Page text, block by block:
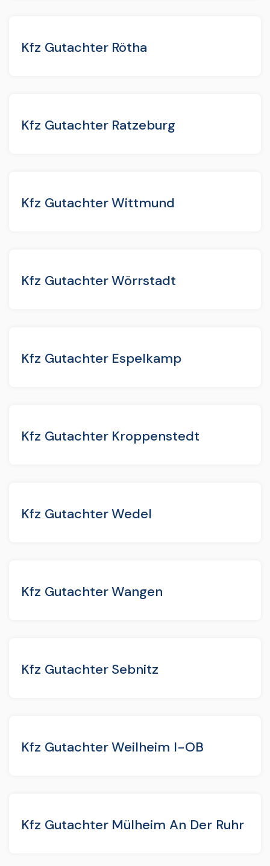
Kfz Gutachter Rötha
Kfz Gutachter Ratzeburg
Kfz Gutachter Wittmund
Kfz Gutachter Wörrstadt
Kfz Gutachter Espelkamp
Kfz Gutachter Kroppenstedt
Kfz Gutachter Wedel
Kfz Gutachter Wangen
Kfz Gutachter Sebnitz
Kfz Gutachter Weilheim I-OB
Kfz Gutachter Mülheim An Der Ruhr